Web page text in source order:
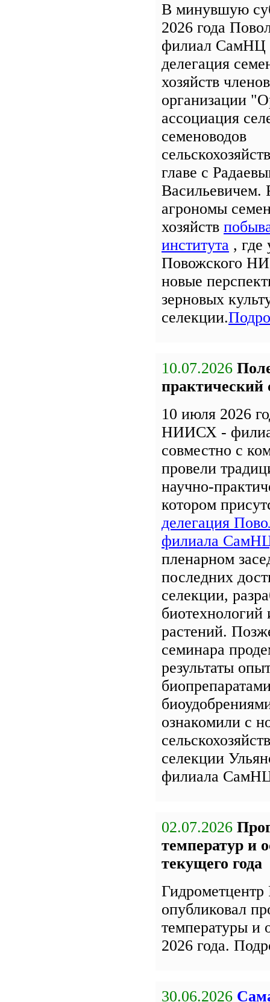
В минувшую
2026 года
филиал СамНЦ
делегация
хозяйств
организации
ассоциация
семеноводов
главе с
Васильевичем.
агрономы
хозяйств
института , где
Повожского
новые
зерновых
селекции.
10.07.2026
практический
10 июля 2026
НИИСХ -
совместно с
провели
научно-
котором
делегация
филиала
пленарном
последних
селекции,
биотехнологий
растений.
семинара
результаты
ознакомили с
селекции
филиала
02.07.2026
температур и
текущего года
Гидрометцентр
опубликовал
температуры и
2026 года.
30.06.2026